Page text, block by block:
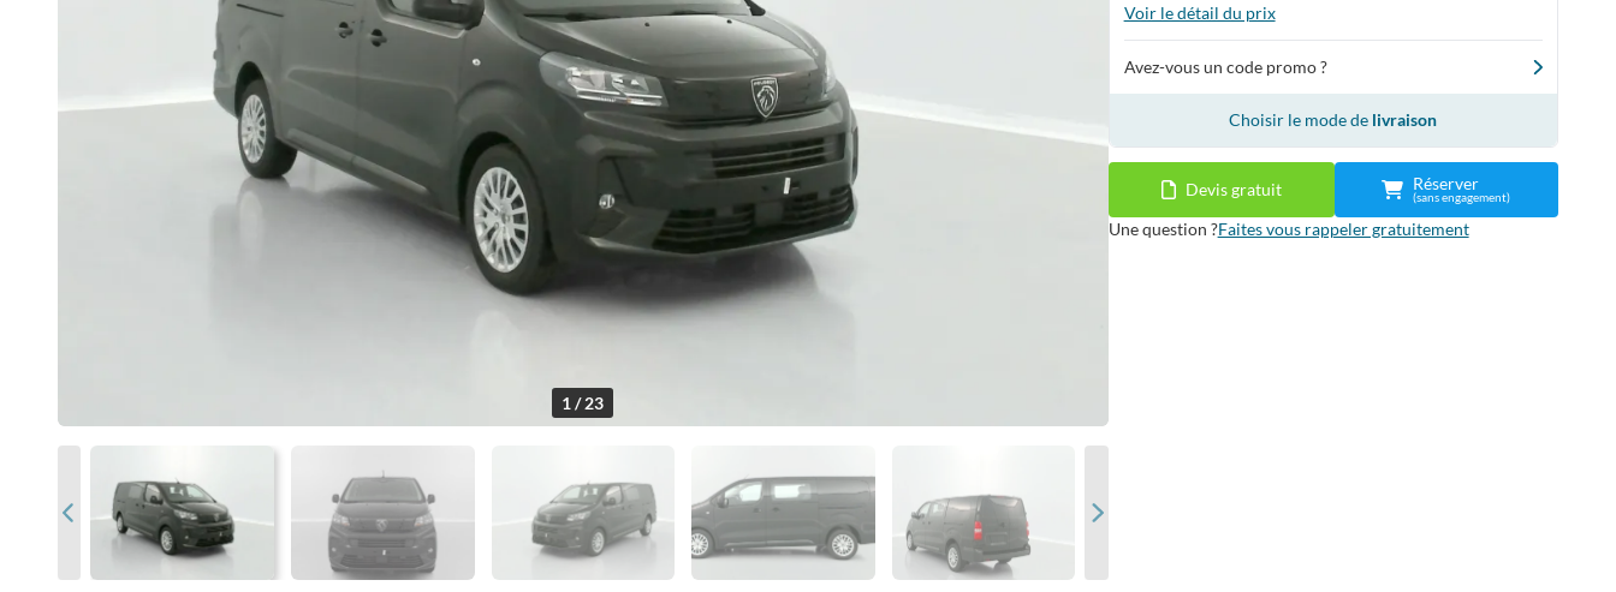
1 / 23
Voir le détail du prix
Avez-vous un code promo ?
Choisir le mode de livraison
Devis gratuit Réserver
(sans engagement)
Une question ?Faites vous rappeler gratuitement